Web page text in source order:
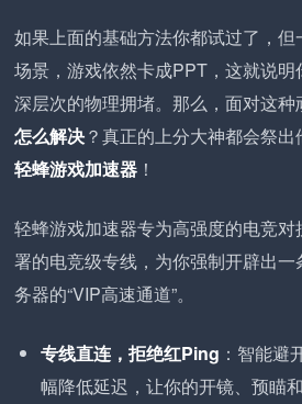
如果上面的基础方法你都试过了，
场景，游戏依然卡成PPT，这就说
深层次的物理拥堵。那么，面对这种
怎么解决？真正的上分大神都会祭
轻蜂游戏加速器 ！
轻蜂游戏加速器专为高强度的电竞
署的电竞级专线，为你强制开辟出
务器的“VIP高速通道”。
专线直连，拒绝红Ping ：智能避
幅降低延迟，让你的开镜、预瞄